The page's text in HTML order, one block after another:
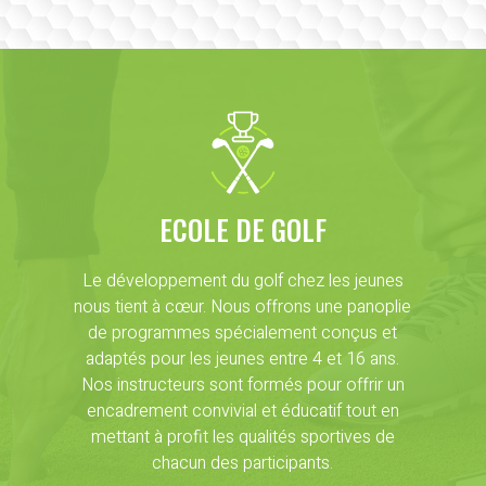
ECOLE DE GOLF
Le développement du golf chez les jeunes
nous tient à cœur. Nous offrons une panoplie
de programmes spécialement conçus et
adaptés pour les jeunes entre 4 et 16 ans.
Nos instructeurs sont formés pour offrir un
encadrement convivial et éducatif tout en
mettant à profit les qualités sportives de
chacun des participants.